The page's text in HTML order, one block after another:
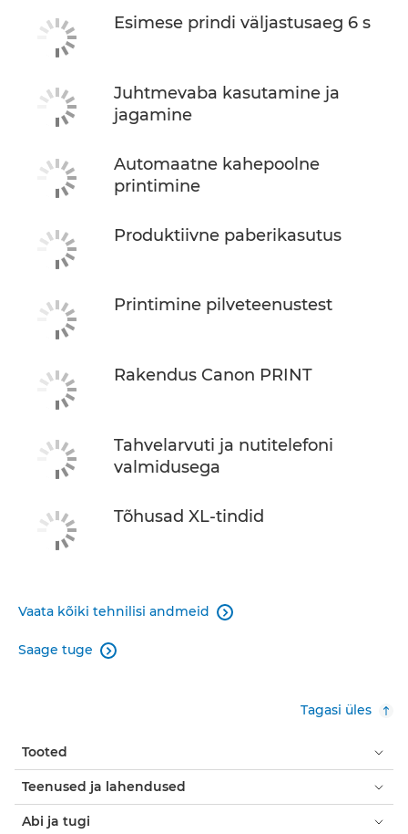
Esimese prindi väljastusaeg 6 s
Juhtmevaba kasutamine ja
jagamine
Automaatne kahepoolne
printimine
Produktiivne paberikasutus
Printimine pilveteenustest
Rakendus Canon PRINT
Tahvelarvuti ja nutitelefoni
valmidusega
Tõhusad XL-tindid
Vaata kõiki tehnilisi andmeid 
Saage tuge 
Tagasi üles
Tooted
Teenused ja lahendused
Abi ja tugi